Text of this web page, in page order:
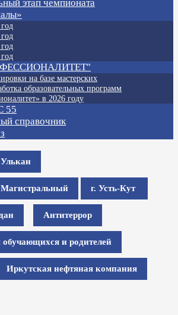
этап чемпионата
на базе мастерских
образовательных программ
в 2026 году
55
справочник
г. Усть-Кут
Антитеррор
обучающихся и родителей
Иркутская нефтяная компания